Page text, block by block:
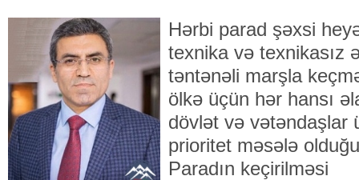
Hərbi parad şəxsi
texnika və texnikasız
təntənəli marşla
ölkə üçün hər hansı
dövlət və vətəndaşlar
prioritet məsələ
Paradın keçirilməsi